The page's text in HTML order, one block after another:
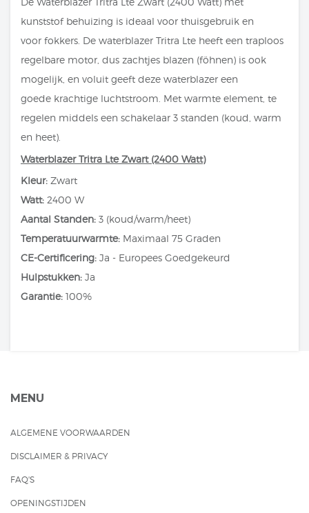
kunststof behuizing is ideaal voor thuisgebruik en
voor fokkers. De waterblazer Tritra Lte heeft een traploos
regelbare motor, dus zachtjes blazen (föhnen) is ook
mogelijk, en voluit geeft deze waterblazer een
goede krachtige luchtstroom. Met warmte element, te
regelen middels een schakelaar 3 standen (koud, warm
en heet).
Waterblazer Tritra Lte Zwart (2400 Watt)
Kleur: Zwart
Watt: 2400 W
Aantal Standen: 3 (koud/warm/heet)
Temperatuurwarmte: Maximaal 75 Graden
CE-Certificering: Ja - Europees Goedgekeurd
Hulpstukken: Ja
Garantie: 100%
MENU
ALGEMENE VOORWAARDEN
DISCLAIMER & PRIVACY
FAQ'S
OPENINGSTIJDEN